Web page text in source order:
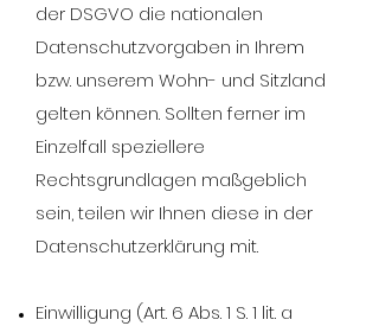
der DSGVO die nationalen
Datenschutzvorgaben in Ihrem
bzw. unserem Wohn- und Sitzland
gelten können. Sollten ferner im
Einzelfall speziellere
Rechtsgrundlagen maßgeblich
sein, teilen wir Ihnen diese in der
Datenschutzerklärung mit.
Einwilligung (Art. 6 Abs. 1 S. 1 lit. a